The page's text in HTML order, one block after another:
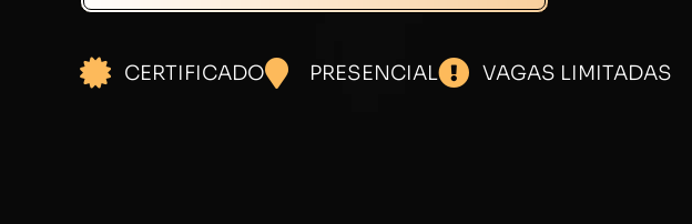
CERTIFICADO PRESENCIAL VAGAS LIMITADAS